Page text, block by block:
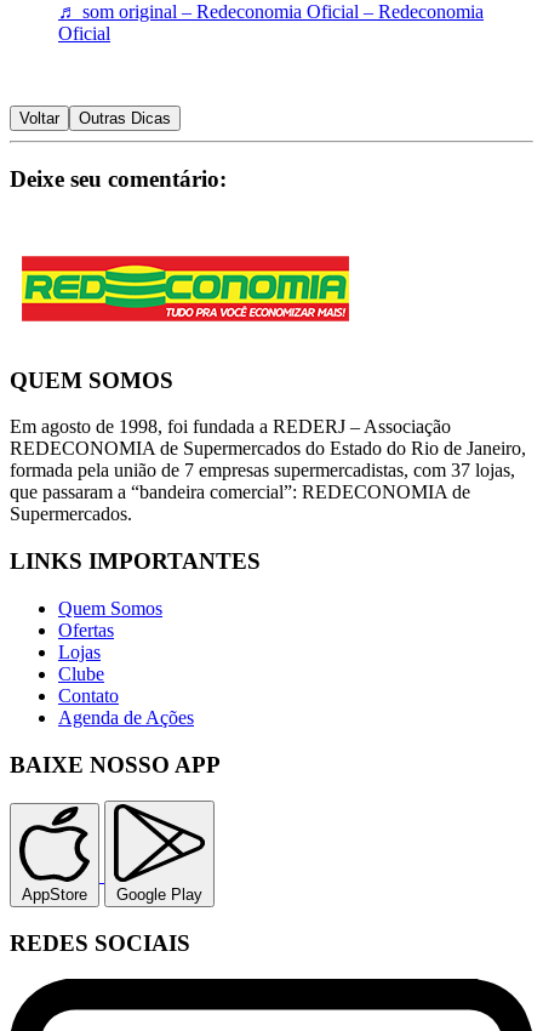
♬ som original – Redeconomia Oficial – Redeconomia
Oficial
Voltar Outras Dicas
Deixe seu comentário:
QUEM SOMOS
Em agosto de 1998, foi fundada a REDERJ – Associação
REDECONOMIA de Supermercados do Estado do Rio de Janeiro,
formada pela união de 7 empresas supermercadistas, com 37 lojas,
que passaram a “bandeira comercial”: REDECONOMIA de
Supermercados.
LINKS IMPORTANTES
Quem Somos
Ofertas
Lojas
Clube
Contato
Agenda de Ações
BAIXE NOSSO APP
AppStore Google Play
REDES SOCIAIS